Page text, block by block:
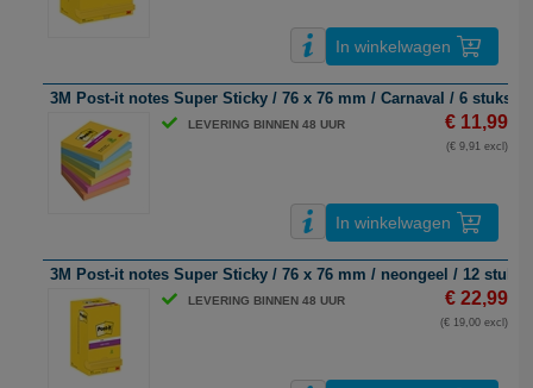
In winkelwagen
3M Post-it notes Super Sticky / 76 x 76 mm / Carnaval / 6 stuks
LEVERING BINNEN 48 UUR € 11,99
(€ 9,91 excl)
In winkelwagen
3M Post-it notes Super Sticky / 76 x 76 mm / neongeel / 12 stuks
LEVERING BINNEN 48 UUR € 22,99
(€ 19,00 excl)